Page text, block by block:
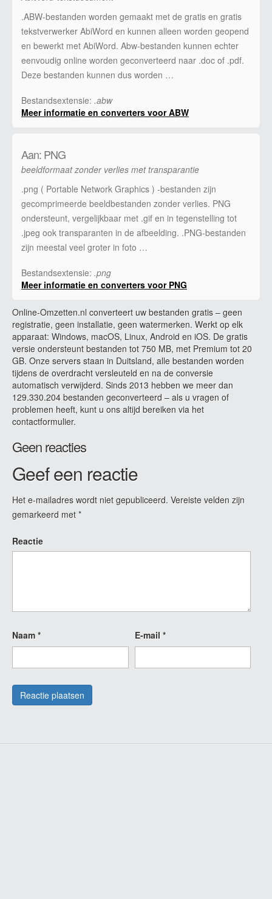
.ABW-bestanden worden gemaakt met de gratis en gratis
tekstverwerker AbiWord en kunnen alleen worden geopend
en bewerkt met AbiWord. Abw-bestanden kunnen echter
eenvoudig online worden geconverteerd naar .doc of .pdf.
Deze bestanden kunnen dus worden …
Bestandsextensie: .abw
Meer informatie en converters voor ABW
Aan: PNG
beeldformaat zonder verlies met transparantie
.png ( Portable Network Graphics ) -bestanden zijn
gecomprimeerde beeldbestanden zonder verlies. PNG
ondersteunt, vergelijkbaar met .gif en in tegenstelling tot
.jpeg ook transparanten in de afbeelding. .PNG-bestanden
zijn meestal veel groter in foto …
Bestandsextensie: .png
Meer informatie en converters voor PNG
Online-Omzetten.nl converteert uw bestanden gratis – geen
registratie, geen installatie, geen watermerken. Werkt op elk
apparaat: Windows, macOS, Linux, Android en iOS. De gratis
versie ondersteunt bestanden tot 750 MB, met Premium tot 20
GB. Onze servers staan in Duitsland, alle bestanden worden
tijdens de overdracht versleuteld en na de conversie
automatisch verwijderd. Sinds 2013 hebben we meer dan
129.330.204 bestanden geconverteerd – als u vragen of
problemen heeft, kunt u ons altijd bereiken via het
contactformulier.
Geen reacties
Geef een reactie
Het e-mailadres wordt niet gepubliceerd. Vereiste velden zijn
gemarkeerd met *
Reactie
Naam * E-mail *